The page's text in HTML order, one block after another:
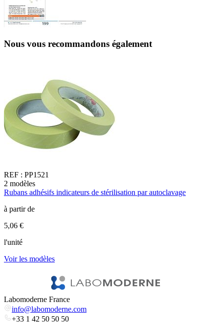
Nous vous recommandons également
REF : PP1521
2 modèles
Rubans adhésifs indicateurs de stérilisation par autoclavage
à partir de
5,06 €
l'unité
Voir les modèles
Labomoderne France
info@labomoderne.com
+33 1 42 50 50 50